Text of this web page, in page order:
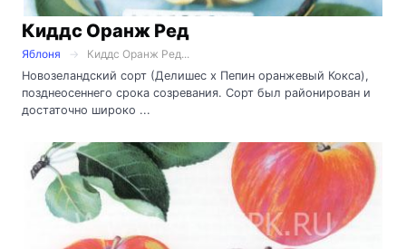
Киддс Оранж Ред
Яблоня
Киддс Оранж Ред...
Новозеландский сорт (Делишес х Пепин оранжевый Кокса),
позднеосеннего срока созревания. Сорт был районирован и
достаточно широко ...